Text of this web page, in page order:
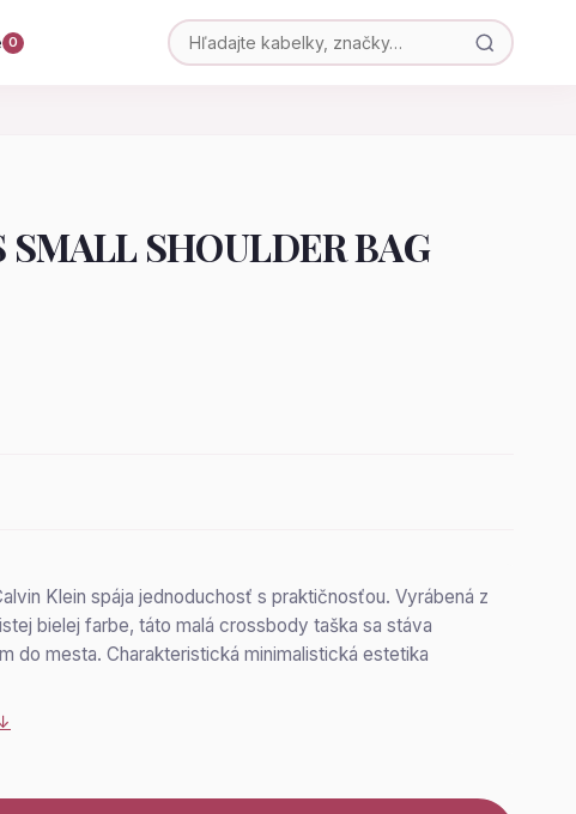
0
SMALL SHOULDER BAG
Klein spája jednoduchosť s praktičnosťou. Vyrábená z
bielej farbe, táto malá crossbody taška sa stáva
do mesta. Charakteristická minimalistická estetika